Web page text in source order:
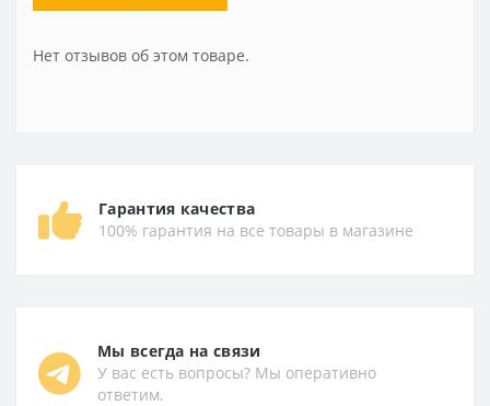
Нет отзывов об этом товаре.
Гарантия качества
100% гарантия на все товары в магазине
Мы всегда на связи
У вас есть вопросы? Мы оперативно
ответим.